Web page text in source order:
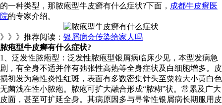
的一种类型，那脓疱型牛皮癣有什么症状?下面， 成都牛皮癣医
院的专家介绍。
》》》推荐阅读： 银屑病会传染给家人吗
脓疱型牛皮癣有什么症状?
1、泛发性脓疱型：泛发性脓疱型银屑病临床少见，本型发病急
剧，有全身不适并伴有弛张性高热等全身症状及白细胞增多。皮
损初发为急性炎性红斑，表面有多数密集针头至粟粒大小黄白色
无菌浅在性小脓疱。脓疱可扩大融合形成“脓糊”状。常累及广大
皮面，甚至可扩延全身。其病原因多与寻常性银屑病长期服用皮